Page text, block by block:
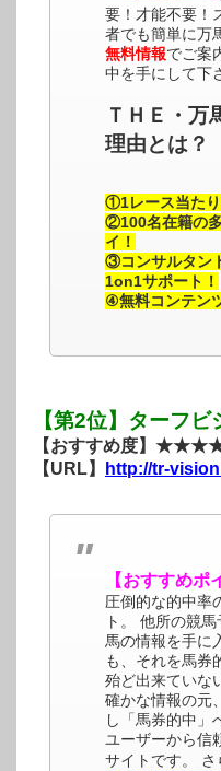
要！才能不要！
者でも簡単に万
無料情報でご案
中を手にして下
ＴＨＥ・万
理由とは？
①1レース当たり
②100名在籍の
イ！
③コンサルタン
1on1サポート！
④無料コンテン
【第2位】ターフビ
【おすすめ度】
【URL】
http://tr-
【おすすめポ
圧倒的な的中率
ト。 他所の競
馬の情報を手に
も、それを馬券
殆ど出来ていな
確かな情報の元
し「馬券的中」
ユーザーから信
サイトです。 さ